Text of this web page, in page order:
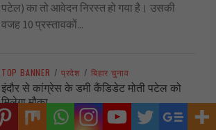
पटेल) का तो आवेदन निरस्त हो गया है। उसकी
वजह 10 प्रस्तावकों...
TOP BANNER / प्रदेश / बिहार चुनाव
इंदौर से कांग्रेस के डमी कैंडिडेट मोती पटेल को
मिलेगा मौका
BY POLITICSWALA/APRIL 30, 2024